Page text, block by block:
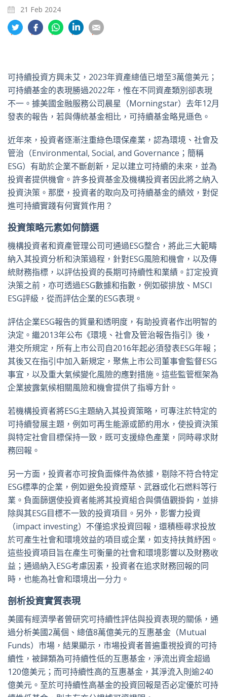
21 Feb 2024
分
享
特
分
享
書
分
享
享
英
享
郵
可持續投資方興未艾，2023年資產總值已增至3萬億美元；
可持續基金的表現勝過2022年，惟在不同資產類別卻表現
不一。據美國金融服務公司晨星（Morningstar）去年12月
發表的報告，若與傳統基金相比，可持續基金略見遜色。
近年來，投資者逐漸注重綠色環保產業，認為環境、社會及
管治（Environmental, Social, and Governance；簡稱
ESG）有助於企業不斷創新，足以建立可持續的未來，並為
投資者提供機會。許多投資基金及機構投資者因此將之納入
投資決策。那麼，投資者的取向及可持續基金的績效，對促
進可持續實踐有何實質作用？
投資策略元素如何篩選
機構投資者和資產管理公司可通過ESG整合，將此三大範疇
納入其投資分析和決策過程，針對ESG風險和機會，以及傳
統財務指標，以評估投資的長期可持續性和業績。訂定投資
決策之前，亦可透過ESG數據和指數，例如碳排放、MSCI
ESG評級，從而評估企業的ESG表現。
評估企業ESG報告的質量和透明度，有助投資者作出明智的
決定。繼2013年公布《環境、社會及管治報告指引》後，
港交所規定，所有上市公司自2016年起必須發表ESG年報；
其後又在指引中加入新規定，聚焦上市公司董事會監督ESG
事宜，以及重大氣候變化風險的應對措施。這些監管框架為
企業披露氣候相關風險和機會提供了指導方針。
若機構投資者將ESG主題納入其投資策略，可專注於特定的
可持續發展主題，例如可再生能源或節約用水，使投資決策
與特定社會目標保持一致，既可支援綠色產業，同時尋求財
務回報。
另一方面，投資者亦可按負面條件為依據，剔除不符合特定
ESG標準的企業，例如避免投資煙草、武器或化石燃料等行
業。負面篩選使投資者能將其投資組合與價值觀掛鈎，並排
除與其ESG目標不一致的投資項目。另外，影響力投資
（impact investing）不僅追求投資回報，還積極尋求投放
於可產生社會和環境效益的項目或企業，如支持扶貧紓困。
這些投資項目旨在產生可衡量的社會和環境影響以及財務收
益；通過納入ESG考慮因素，投資者在追求財務回報的同
時，也能為社會和環境出一分力。
剖析投資實質表現
美國有經濟學者曾研究可持續性評估與投資表現的關係，通
過分析美國2萬個、總值8萬億美元的互惠基金（Mutual
Funds）市場，結果顯示，市場投資者普遍重視投資的可持
續性，被歸類為可持續性低的互惠基金，淨流出資金超過
120億美元；而可持續性高的互惠基金，其淨流入則逾240
億美元。至於可持續性高基金的投資回報是否必定優於可持